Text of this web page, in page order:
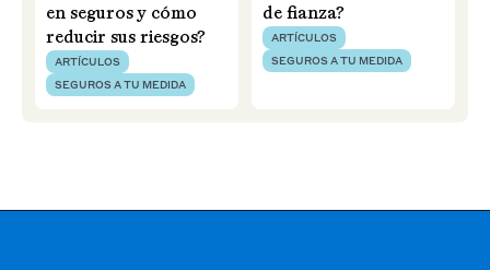
en seguros y cómo
reducir sus riesgos?
ARTÍCULOS
SEGUROS A TU MEDIDA
de fianza?
ARTÍCULOS
SEGUROS A TU MEDIDA